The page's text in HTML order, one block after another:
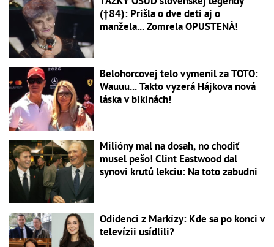
(†84): Prišla o dve deti aj o
manžela... Zomrela OPUSTENÁ!
Belohorcovej telo vymenil za TOTO:
Wauuu... Takto vyzerá Hájkova nová
láska v bikinách!
Milióny mal na dosah, no chodiť
musel pešo! Clint Eastwood dal
synovi krutú lekciu: Na toto zabudni
Odídenci z Markízy: Kde sa po konci v
televízii usídlili?